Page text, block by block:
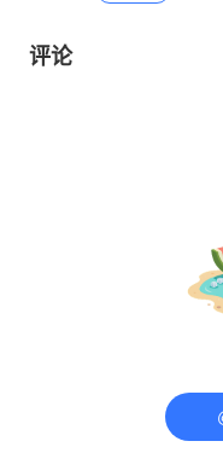
评论